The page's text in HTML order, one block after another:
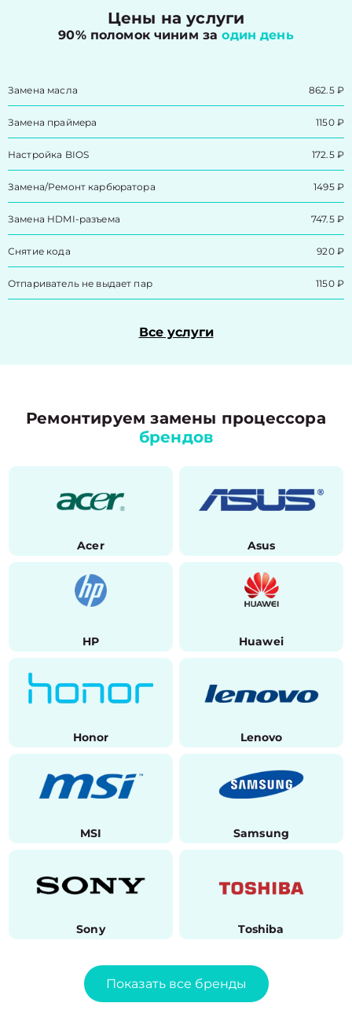
Цены на услуги
90% поломок чиним заодин день
Замена масла 862.5 ₽
Замена праймера 1150 ₽
Настройка BIOS 172.5 ₽
Замена/Pемонт карбюратора 1495 ₽
Замена HDMI-разъема 747.5 ₽
Снятие кода 920 ₽
Отпариватель не выдает пар 1150 ₽
Все услуги
Ремонтируем замены процессора
брендов
Acer Asus
HP Huawei
Honor Lenovo
MSI Samsung
Sony Toshiba
Показать все бренды